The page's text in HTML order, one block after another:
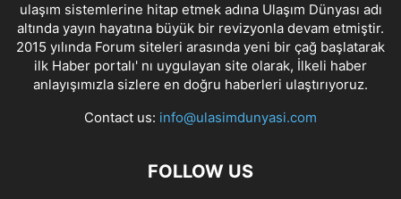
ulaşım sistemlerine hitap etmek adına Ulaşım Dünyası adı
altında yayın hayatına büyük bir revizyonla devam etmiştir.
2015 yılında Forum siteleri arasında yeni bir çağ başlatarak
ilk Haber portalı' nı uygulayan site olarak, İlkeli haber
anlayışımızla sizlere en doğru haberleri ulaştırıyoruz.
Contact us: info@ulasimdunyasi.com
FOLLOW US